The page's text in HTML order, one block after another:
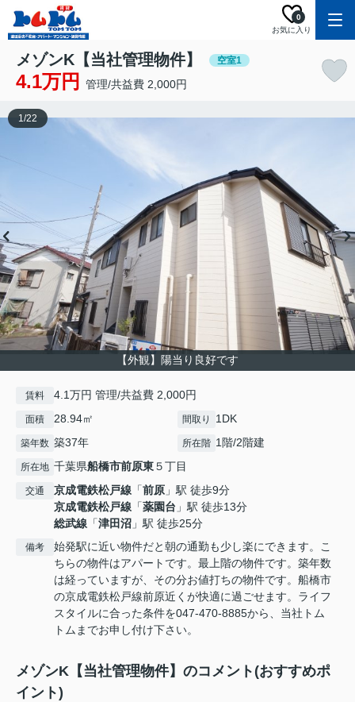
お気に入り
0
メゾンK【当社管理物件】 空室1
4.1万円 管理/共益費 2,000円
【外観】陽当り良好です
1/22
賃料 4.1万円 管理/共益費 2,000円
面積 28.94㎡ 間取り 1DK
築年数 築37年 所在階 1階/2階建
所在地 千葉県船橋市前原東５丁目
交通 京成電鉄松戸線 「前原 」駅 徒歩9分
京成電鉄松戸線 「薬園台 」駅 徒歩13分
総武線 「津田沼 」駅 徒歩25分
備考
始発駅に近い物件だと朝の通勤も少し楽にできます。こ
ちらの物件はアパートです。最上階の物件です。築年数
は経っていますが、その分お値打ちの物件です。船橋市
の京成電鉄松戸線前原近くが快適に過ごせます。ライフ
スタイルに合った条件を047-470-8885から、当社トム
トムまでお申し付け下さい。
メゾンK【当社管理物件】のコメント(おすすめポ
イント)